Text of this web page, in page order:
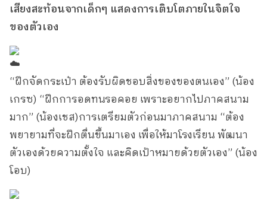
เสียงสะท้อนจากเด็กๆ แสดงการเติบโตภายในจิตใจ
ของตัวเอง
“ฝึกจัดกระเป๋า ต้องรับผิดชอบสิ่งของของตนเอง” (น้อง
เกรซ) “ฝึกการอดทนรอคอย เพราะอยากไปภาคสนาม
มาก” (น้องเชส)การเตรียมตัวก่อนมาภาคสนาม “ต้อง
พยายามที่จะฝึกตื่นขึ้นมาเอง เพื่อให้มาโรงเรียน พัฒนา
ตัวเองด้วยความตั้งใจ และคิดเป้าหมายด้วยตัวเอง” (น้อง
โอบ)